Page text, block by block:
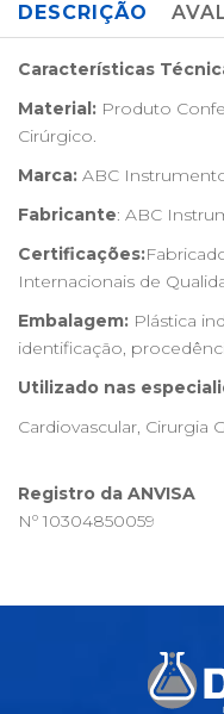
DESCRIÇÃO
Características
Material: Produto
Cirúrgico.
Marca: ABC
Fabricante: ABC
Certificações:
Internacionais de
Embalagem: Plástica
identificação,
Utilizado nas
Cardiovascular, Cirurgia
Registro da ANVISA
Nº 10304850059